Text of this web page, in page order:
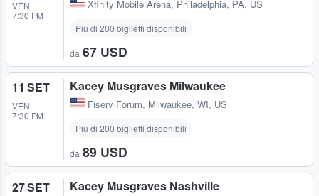
VEN
7:30 PM
Xfinity Mobile Arena, Philadelphia, PA, US
Più di 200 biglietti disponibili
da 67 USD
11 SET
VEN
7:30 PM
Kacey Musgraves Milwaukee
Fiserv Forum, Milwaukee, WI, US
Più di 200 biglietti disponibili
da 89 USD
27 SET Kacey Musgraves Nashville